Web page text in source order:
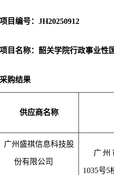
目编号： JH20250912
目名称： 韶关学院行政事业性
购结果
供应商名称
广州盛祺信息科技股
份有限公司
广州
1035号5